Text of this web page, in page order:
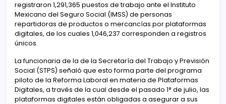
registraron 1,291,365 puestos de trabajo ante el Instituto
Mexicano del Seguro Social (IMSS) de personas
repartidoras de productos o mercancías por plataformas
digitales, de los cuales 1,046,237 corresponden a registros
únicos.
La funcionaria de la de la Secretaría del Trabajo y Previsión
Social (STPS) señaló que esto forma parte del programa
piloto de la Reforma Laboral en materia de Plataformas
Digitales, a través de la cual desde el pasado 1° de julio, las
plataformas digitales están obligadas a asegurar a sus